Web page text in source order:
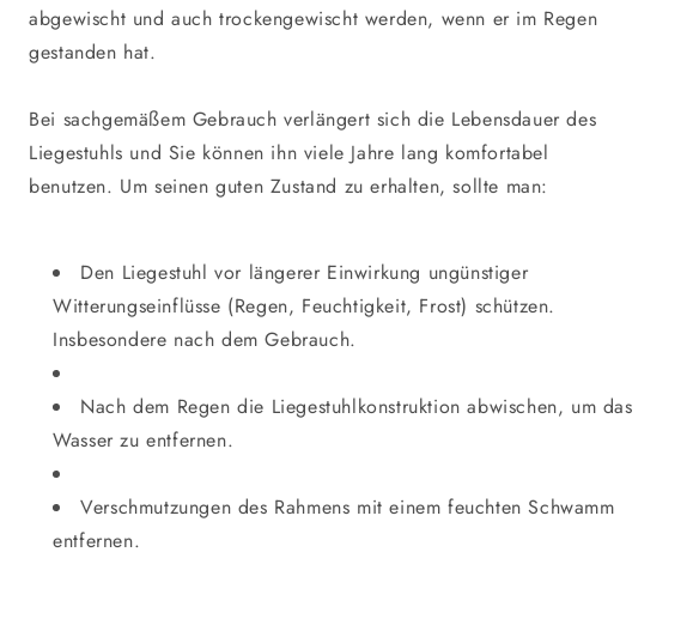
abgewischt und auch trockengewischt werden, wenn er im Regen
gestanden hat.
Bei sachgemäßem Gebrauch verlängert sich die Lebensdauer des
Liegestuhls und Sie können ihn viele Jahre lang komfortabel
benutzen. Um seinen guten Zustand zu erhalten, sollte man:
Den Liegestuhl vor längerer Einwirkung ungünstiger
Witterungseinflüsse (Regen, Feuchtigkeit, Frost) schützen.
Insbesondere nach dem Gebrauch.
Nach dem Regen die Liegestuhlkonstruktion abwischen, um das
Wasser zu entfernen.
Verschmutzungen des Rahmens mit einem feuchten Schwamm
entfernen.